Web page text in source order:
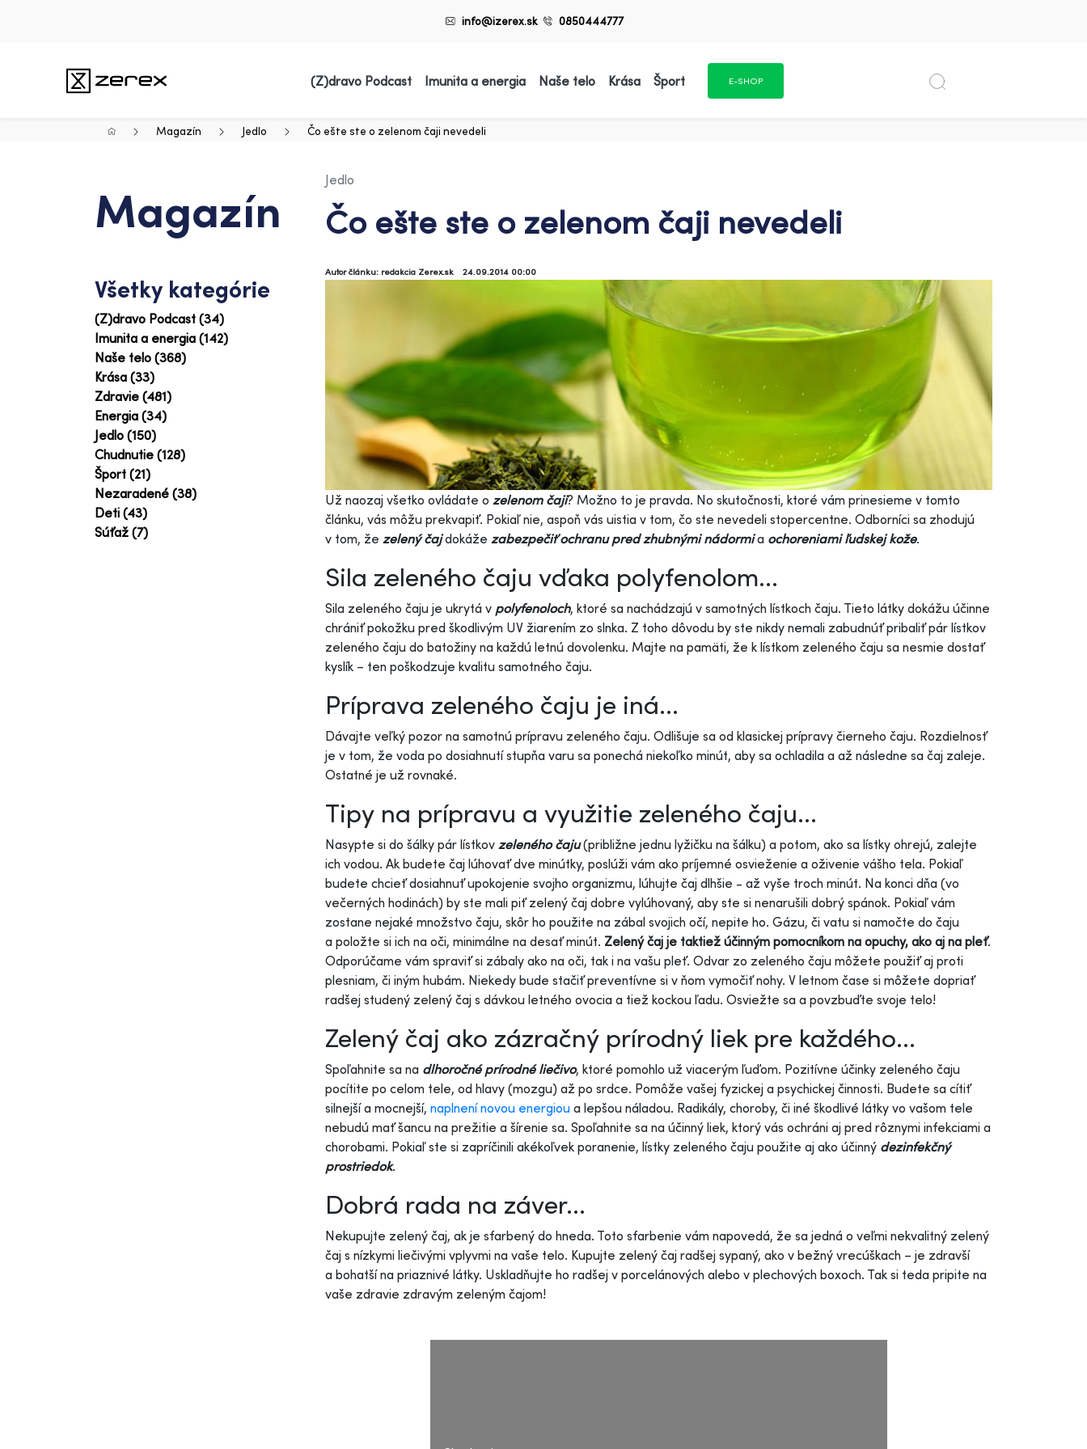
info@izerex.sk 0850444777
(Z)dravo Podcast Imunita a energia Naše telo Krása Šport E-SHOP
Magazín Jedlo Čo ešte ste o zelenom čaji nevedeli
Magazín
Všetky kategórie
(Z)dravo Podcast (34)
Imunita a energia (142)
Naše telo (368)
Krása (33)
Zdravie (481)
Energia (34)
Jedlo (150)
Chudnutie (128)
Šport (21)
Nezaradené (38)
Deti (43)
Súťaž (7)
Jedlo
Čo ešte ste o zelenom čaji nevedeli
Autor článku: redakcia Zerex.sk 24.09.2014 00:00
Už naozaj všetko ovládate o zelenom čaji? Možno to je pravda. No skutočnosti, ktoré vám prinesieme v tomto
článku, vás môžu prekvapiť. Pokiaľ nie, aspoň vás uistia v tom, čo ste nevedeli stopercentne. Odborníci sa zhodujú
v tom, že zelený čajdokáže zabezpečiť ochranu pred zhubnými nádormia ochoreniami ľudskej kože.
Sila zeleného čaju vďaka polyfenolom...
Sila zeleného čaju je ukrytá v polyfenoloch, ktoré sa nachádzajú v samotných lístkoch čaju. Tieto látky dokážu účinne
chrániť pokožku pred škodlivým UV žiarením zo slnka. Z toho dôvodu by ste nikdy nemali zabudnúť pribaliť pár lístkov
zeleného čaju do batožiny na každú letnú dovolenku. Majte na pamäti, že k lístkom zeleného čaju sa nesmie dostať
kyslík – ten poškodzuje kvalitu samotného čaju.
Príprava zeleného čaju je iná...
Dávajte veľký pozor na samotnú prípravu zeleného čaju. Odlišuje sa od klasickej prípravy čierneho čaju. Rozdielnosť
je v tom, že voda po dosiahnutí stupňa varu sa ponechá niekoľko minút, aby sa ochladila a až následne sa čaj zaleje.
Ostatné je už rovnaké.
Tipy na prípravu a využitie zeleného čaju...
Nasypte si do šálky pár lístkov zeleného čaju(približne jednu lyžičku na šálku) a potom, ako sa lístky ohrejú, zalejte
ich vodou. Ak budete čaj lúhovať dve minútky, poslúži vám ako príjemné osvieženie a oživenie vášho tela. Pokiaľ
budete chcieť dosiahnuť upokojenie svojho organizmu, lúhujte čaj dlhšie - až vyše troch minút. Na konci dňa (vo
večerných hodinách) by ste mali piť zelený čaj dobre vylúhovaný, aby ste si nenarušili dobrý spánok. Pokiaľ vám
zostane nejaké množstvo čaju, skôr ho použite na zábal svojich očí, nepite ho. Gázu, či vatu si namočte do čaju
a položte si ich na oči, minimálne na desať minút. Zelený čaj je taktiež účinným pomocníkom na opuchy, ako aj na pleť.
Odporúčame vám spraviť si zábaly ako na oči, tak i na vašu pleť. Odvar zo zeleného čaju môžete použiť aj proti
plesniam, či iným hubám. Niekedy bude stačiť preventívne si v ňom vymočiť nohy. V letnom čase si môžete dopriať
radšej studený zelený čaj s dávkou letného ovocia a tiež kockou ľadu. Osviežte sa a povzbuďte svoje telo!
Zelený čaj ako zázračný prírodný liek pre každého...
Spoľahnite sa na dlhoročné prírodné liečivo, ktoré pomohlo už viacerým ľuďom. Pozitívne účinky zeleného čaju
pocítite po celom tele, od hlavy (mozgu) až po srdce. Pomôže vašej fyzickej a psychickej činnosti. Budete sa cítiť
silnejší a mocnejší, naplnení novou energiou a lepšou náladou. Radikály, choroby, či iné škodlivé látky vo vašom tele
nebudú mať šancu na prežitie a šírenie sa. Spoľahnite sa na účinný liek, ktorý vás ochráni aj pred rôznymi infekciami a
chorobami. Pokiaľ ste si zapríčinili akékoľvek poranenie, lístky zeleného čaju použite aj ako účinný dezinfekčný
prostriedok.
Dobrá rada na záver...
Nekupujte zelený čaj, ak je sfarbený do hneda. Toto sfarbenie vám napovedá, že sa jedná o veľmi nekvalitný zelený
čaj s nízkymi liečivými vplyvmi na vaše telo. Kupujte zelený čaj radšej sypaný, ako v bežný vrecúškach – je zdravší
a bohatší na priaznivé látky. Uskladňujte ho radšej v porcelánových alebo v plechových boxoch. Tak si teda pripite na
vaše zdravie zdravým zeleným čajom!